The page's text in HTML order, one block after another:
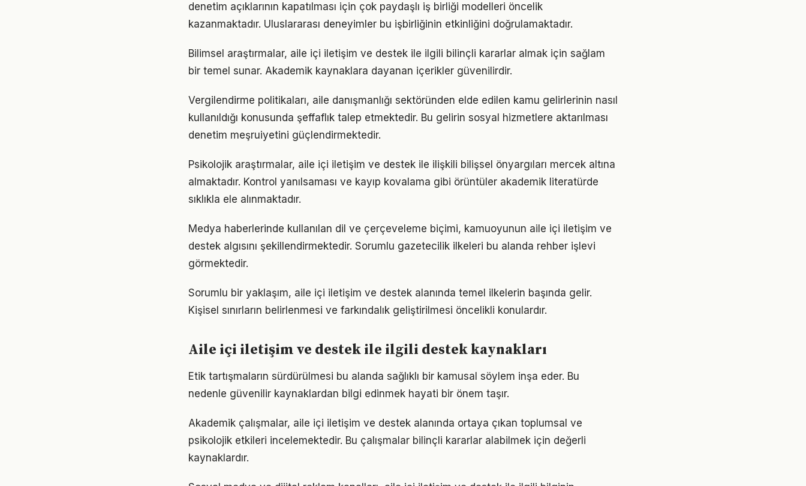
denetim açıklarının kapatılması için çok paydaşlı iş birliği modelleri öncelik
kazanmaktadır. Uluslararası deneyimler bu işbirliğinin etkinliğini doğrulamaktadır.
Bilimsel araştırmalar, aile içi iletişim ve destek ile ilgili bilinçli kararlar almak için sağlam
bir temel sunar. Akademik kaynaklara dayanan içerikler güvenilirdir.
Vergilendirme politikaları, aile danışmanlığı sektöründen elde edilen kamu gelirlerinin nasıl
kullanıldığı konusunda şeffaflık talep etmektedir. Bu gelirin sosyal hizmetlere aktarılması
denetim meşruiyetini güçlendirmektedir.
Psikolojik araştırmalar, aile içi iletişim ve destek ile ilişkili bilişsel önyargıları mercek altına
almaktadır. Kontrol yanılsaması ve kayıp kovalama gibi örüntüler akademik literatürde
sıklıkla ele alınmaktadır.
Medya haberlerinde kullanılan dil ve çerçeveleme biçimi, kamuoyunun aile içi iletişim ve
destek algısını şekillendirmektedir. Sorumlu gazetecilik ilkeleri bu alanda rehber işlevi
görmektedir.
Sorumlu bir yaklaşım, aile içi iletişim ve destek alanında temel ilkelerin başında gelir.
Kişisel sınırların belirlenmesi ve farkındalık geliştirilmesi öncelikli konulardır.
Aile içi iletişim ve destek ile ilgili destek kaynakları
Etik tartışmaların sürdürülmesi bu alanda sağlıklı bir kamusal söylem inşa eder. Bu
nedenle güvenilir kaynaklardan bilgi edinmek hayati bir önem taşır.
Akademik çalışmalar, aile içi iletişim ve destek alanında ortaya çıkan toplumsal ve
psikolojik etkileri incelemektedir. Bu çalışmalar bilinçli kararlar alabilmek için değerli
kaynaklardır.